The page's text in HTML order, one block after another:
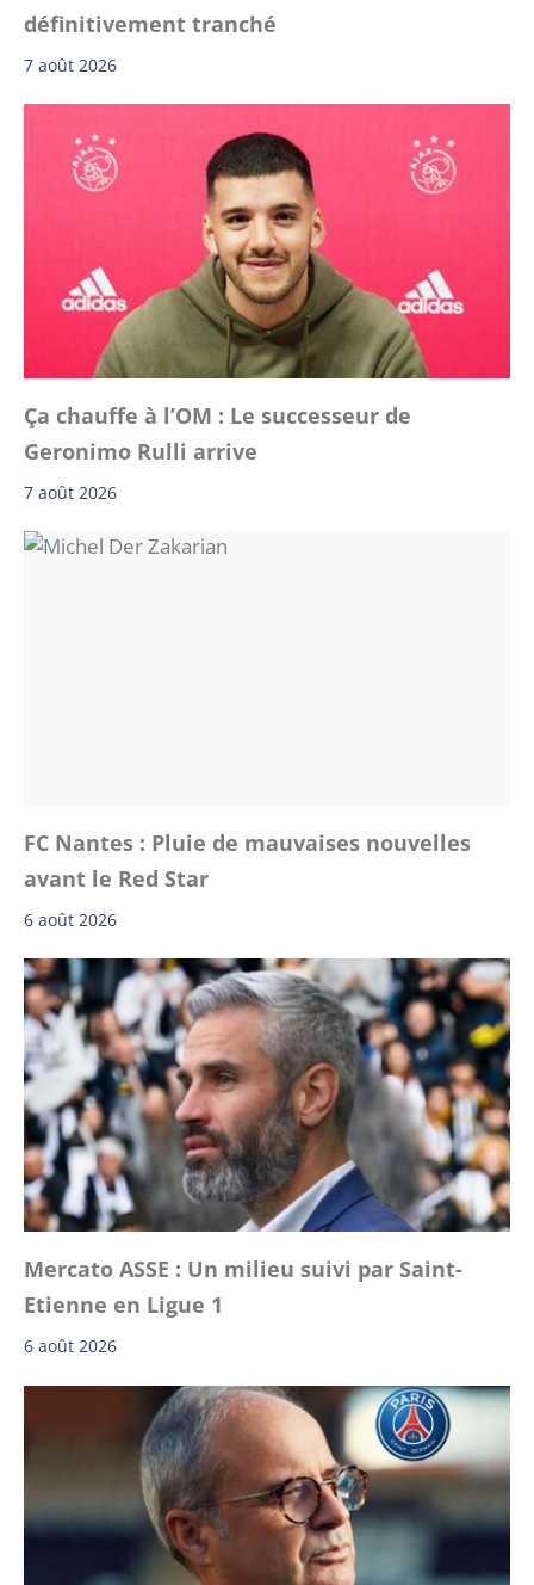
définitivement tranché
7 août 2026
Ça chauffe à l’OM : Le successeur de
Geronimo Rulli arrive
7 août 2026
FC Nantes : Pluie de mauvaises nouvelles
avant le Red Star
6 août 2026
Mercato ASSE : Un milieu suivi par Saint-
Etienne en Ligue 1
6 août 2026